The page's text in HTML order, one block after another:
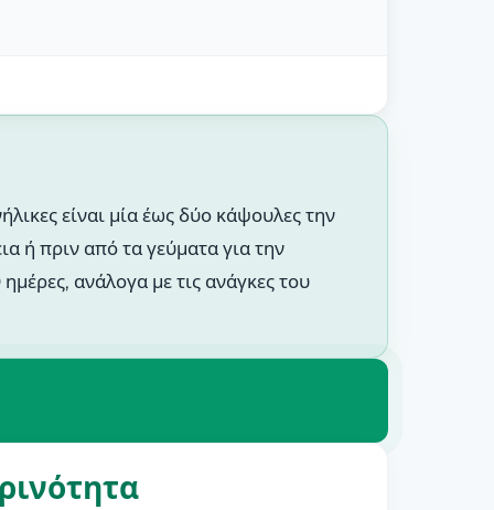
είναι μία έως δύο κάψουλες την
ή πριν από τα γεύματα για την
ανάλογα με τις ανάγκες του